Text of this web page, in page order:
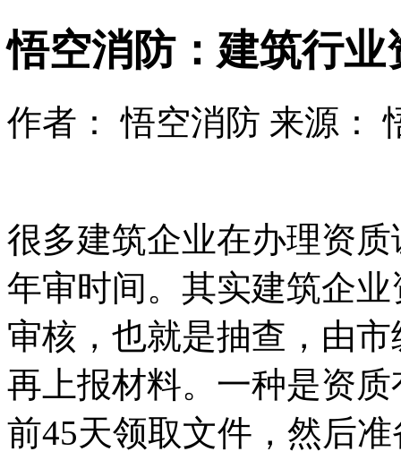
悟空消防：建筑行
作者： 悟空消防 来源：
很多建筑企业在办理资
年审时间。其实建筑企
审核，也就是抽查，由
再上报材料。一种是资
前45天领取文件，然后